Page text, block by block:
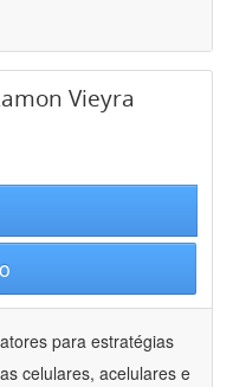
Vieyra
para estratégias
celulares, acelulares e